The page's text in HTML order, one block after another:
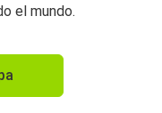
el mundo.